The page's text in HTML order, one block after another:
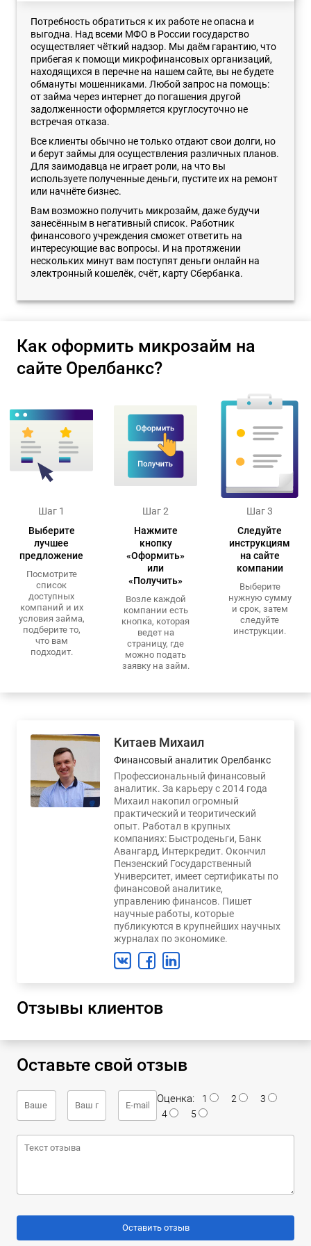
Потребность обратиться к их работе не опасна и
выгодна. Над всеми МФО в России государство
осуществляет чёткий надзор. Мы даём гарантию, что
прибегая к помощи микрофинансовых организаций,
находящихся в перечне на нашем сайте, вы не будете
обмануты мошенниками. Любой запрос на помощь:
от займа через интернет до погашения другой
задолженности оформляется круглосуточно не
встречая отказа.
Все клиенты обычно не только отдают свои долги, но
и берут займы для осуществления различных планов.
Для заимодавца не играет роли, на что вы
используете полученные деньги, пустите их на ремонт
или начнёте бизнес.
Вам возможно получить микрозайм, даже будучи
занесённым в негативный список. Работник
финансового учреждения сможет ответить на
интересующие вас вопросы. И на протяжении
нескольких минут вам поступят деньги онлайн на
электронный кошелёк, счёт, карту Сбербанка.
Как оформить микрозайм на
сайте Орелбанкс?
Шаг 1
Выберите
лучшее
предложение
Посмотрите
список
доступных
компаний и их
условия займа,
подберите то,
что вам
подходит.
Шаг 2
Нажмите
кнопку
«Оформить»
или
«Получить»
Возле каждой
компании есть
кнопка, которая
ведет на
страницу, где
можно подать
заявку на займ.
Шаг 3
Следуйте
инструкциям
на сайте
компании
Выберите
нужную сумму
и срок, затем
следуйте
инструкции.
Китаев Михаил
Финансовый аналитик Орелбанкс
Профессиональный финансовый
аналитик. За карьеру с 2014 года
Михаил накопил огромный
практический и теоритический
опыт. Работал в крупных
компаниях: Быстроденьги, Банк
Авангард, Интеркредит. Окончил
Пензенский Государственный
Университет, имеет сертификаты по
финансовой аналитике,
управлению финансов. Пишет
научные работы, которые
публикуются в крупнейших научных
журналах по экономике.
Отзывы клиентов
Оставьте свой отзыв
Оценка: 1 2
3
4
5